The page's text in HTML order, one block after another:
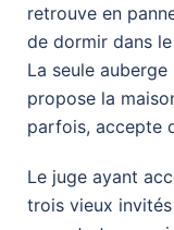
retrouve en
de dormir dans
La seule auberge
propose la
parfois, accepte
Le juge ayant
trois vieux